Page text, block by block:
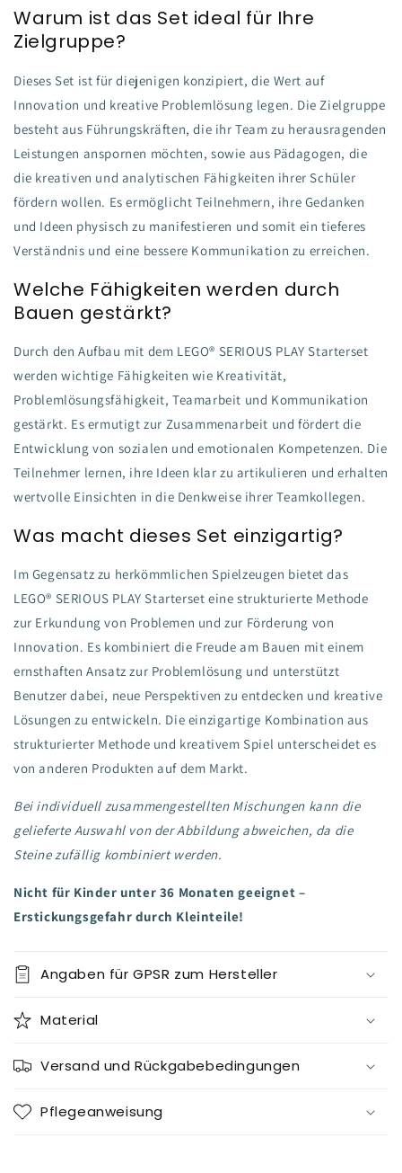
Warum ist das Set ideal für Ihre
Zielgruppe?
Dieses Set ist für diejenigen konzipiert, die Wert auf
Innovation und kreative Problemlösung legen. Die Zielgruppe
besteht aus Führungskräften, die ihr Team zu herausragenden
Leistungen anspornen möchten, sowie aus Pädagogen, die
die kreativen und analytischen Fähigkeiten ihrer Schüler
fördern wollen. Es ermöglicht Teilnehmern, ihre Gedanken
und Ideen physisch zu manifestieren und somit ein tieferes
Verständnis und eine bessere Kommunikation zu erreichen.
Welche Fähigkeiten werden durch
Bauen gestärkt?
Durch den Aufbau mit dem LEGO® SERIOUS PLAY Starterset
werden wichtige Fähigkeiten wie Kreativität,
Problemlösungsfähigkeit, Teamarbeit und Kommunikation
gestärkt. Es ermutigt zur Zusammenarbeit und fördert die
Entwicklung von sozialen und emotionalen Kompetenzen. Die
Teilnehmer lernen, ihre Ideen klar zu artikulieren und erhalten
wertvolle Einsichten in die Denkweise ihrer Teamkollegen.
Was macht dieses Set einzigartig?
Im Gegensatz zu herkömmlichen Spielzeugen bietet das
LEGO® SERIOUS PLAY Starterset eine strukturierte Methode
zur Erkundung von Problemen und zur Förderung von
Innovation. Es kombiniert die Freude am Bauen mit einem
ernsthaften Ansatz zur Problemlösung und unterstützt
Benutzer dabei, neue Perspektiven zu entdecken und kreative
Lösungen zu entwickeln. Die einzigartige Kombination aus
strukturierter Methode und kreativem Spiel unterscheidet es
von anderen Produkten auf dem Markt.
Bei individuell zusammengestellten Mischungen kann die
gelieferte Auswahl von der Abbildung abweichen, da die
Steine zufällig kombiniert werden.
Nicht für Kinder unter 36 Monaten geeignet –
Erstickungsgefahr durch Kleinteile!
Angaben für GPSR zum Hersteller
Material
Versand und Rückgabebedingungen
Pflegeanweisung